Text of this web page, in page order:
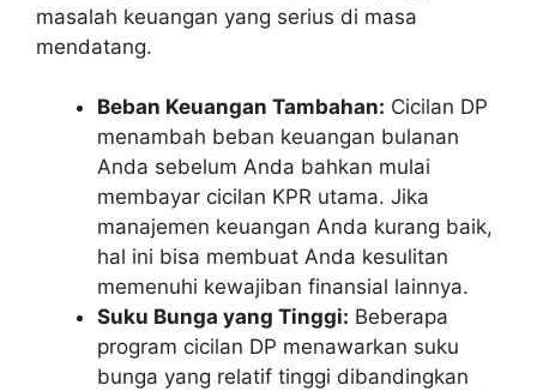
masalah keuangan yang serius di masa
mendatang.
Beban Keuangan Tambahan: Cicilan DP
menambah beban keuangan bulanan
Anda sebelum Anda bahkan mulai
membayar cicilan KPR utama. Jika
manajemen keuangan Anda kurang baik,
hal ini bisa membuat Anda kesulitan
memenuhi kewajiban finansial lainnya.
Suku Bunga yang Tinggi: Beberapa
program cicilan DP menawarkan suku
bunga yang relatif tinggi dibandingkan